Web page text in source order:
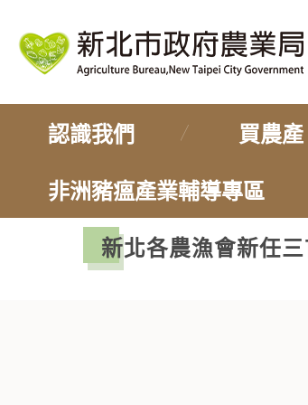
認識我們 買農產
非洲豬瘟產業輔導專區
新北各農漁會新任